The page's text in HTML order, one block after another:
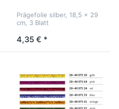
Prägefolie silber, 18,5 x 29
cm, 3 Blatt
4,35 € *